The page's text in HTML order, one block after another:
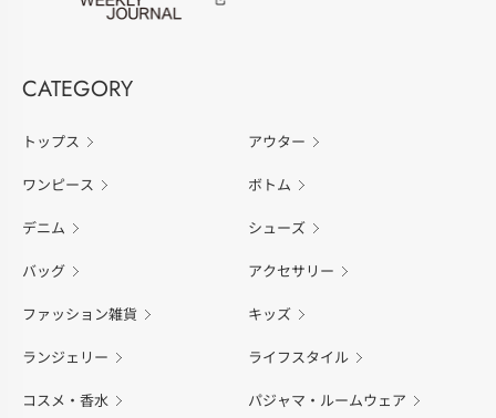
CATEGORY
トップス アウター
ワンピース ボトム
デニム シューズ
バッグ アクセサリー
ファッション雑貨 キッズ
ランジェリー ライフスタイル
コスメ・香水 パジャマ・ルームウェア